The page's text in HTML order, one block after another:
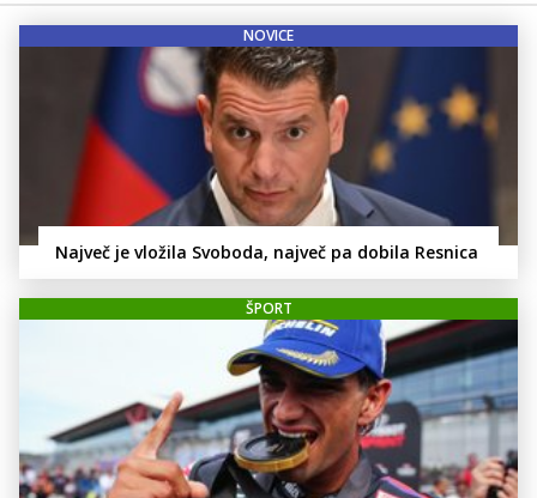
NOVICE
Največ je vložila Svoboda, največ pa dobila Resnica
ŠPORT